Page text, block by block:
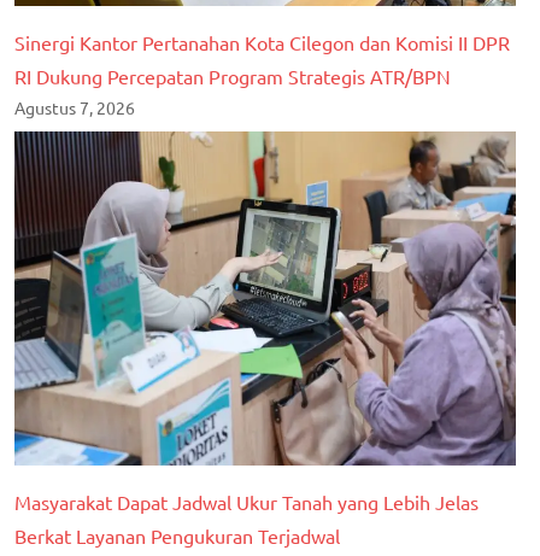
Sinergi Kantor Pertanahan Kota Cilegon dan Komisi II DPR
RI Dukung Percepatan Program Strategis ATR/BPN
Agustus 7, 2026
Masyarakat Dapat Jadwal Ukur Tanah yang Lebih Jelas
Berkat Layanan Pengukuran Terjadwal